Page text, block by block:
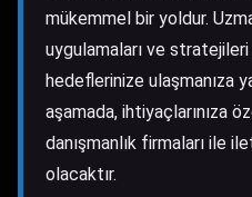
mükemmel bir yoldur.
uygulamaları ve
hedeflerinize ulaşmanıza
aşamada, ihtiyaçlarınıza
danışmanlık firmaları ile
olacaktır.